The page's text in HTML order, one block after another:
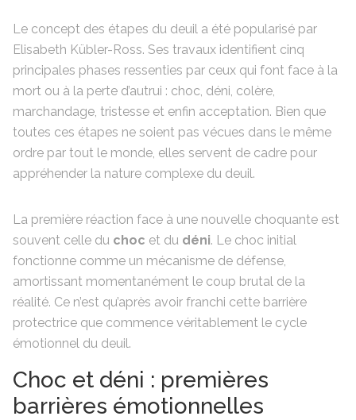
Le concept des étapes du deuil a été popularisé par
Elisabeth Kübler-Ross. Ses travaux identifient cinq
principales phases ressenties par ceux qui font face à la
mort ou à la perte d’autrui : choc, déni, colère,
marchandage, tristesse et enfin acceptation. Bien que
toutes ces étapes ne soient pas vécues dans le même
ordre par tout le monde, elles servent de cadre pour
appréhender la nature complexe du deuil.
La première réaction face à une nouvelle choquante est
souvent celle du choc et du déni. Le choc initial
fonctionne comme un mécanisme de défense,
amortissant momentanément le coup brutal de la
réalité. Ce n’est qu’après avoir franchi cette barrière
protectrice que commence véritablement le cycle
émotionnel du deuil.
Choc et déni : premières
barrières émotionnelles